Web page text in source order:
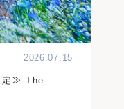
2026.07.15
定≫ The